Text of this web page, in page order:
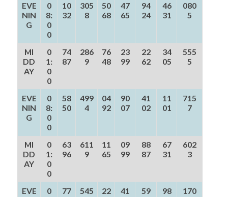
EVE
NIN
G
0
8:
0
0
10
32
305
8
50
68
47
65
94
24
46
31
080
5
MI
DD
AY
0
1:
0
0
74
87
286
9
76
48
23
99
22
62
34
05
555
5
EVE
NIN
G
0
8:
0
0
58
50
499
4
04
92
90
07
41
02
11
01
715
7
MI
DD
AY
0
1:
0
0
63
96
611
9
11
65
09
99
88
87
67
31
602
3
EVE
0
77
545
22
41
59
98
170